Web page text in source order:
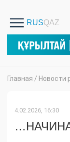
Главная / Новости
4.02.2026, 16:30